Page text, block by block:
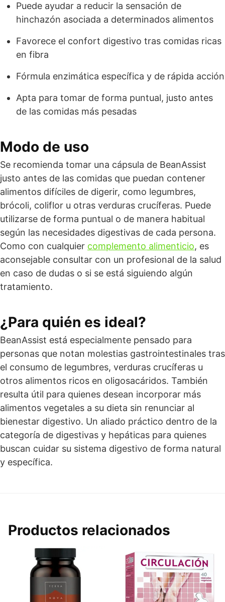
Puede ayudar a reducir la sensación de
hinchazón asociada a determinados alimentos
Favorece el confort digestivo tras comidas ricas
en fibra
Fórmula enzimática específica y de rápida acción
Apta para tomar de forma puntual, justo antes
de las comidas más pesadas
Modo de uso
Se recomienda tomar una cápsula de BeanAssist
justo antes de las comidas que puedan contener
alimentos difíciles de digerir, como legumbres,
brócoli, coliflor u otras verduras crucíferas. Puede
utilizarse de forma puntual o de manera habitual
según las necesidades digestivas de cada persona.
Como con cualquier complemento alimenticio, es
aconsejable consultar con un profesional de la salud
en caso de dudas o si se está siguiendo algún
tratamiento.
¿Para quién es ideal?
BeanAssist está especialmente pensado para
personas que notan molestias gastrointestinales tras
el consumo de legumbres, verduras crucíferas u
otros alimentos ricos en oligosacáridos. También
resulta útil para quienes desean incorporar más
alimentos vegetales a su dieta sin renunciar al
bienestar digestivo. Un aliado práctico dentro de la
categoría de digestivas y hepáticas para quienes
buscan cuidar su sistema digestivo de forma natural
y específica.
Productos relacionados